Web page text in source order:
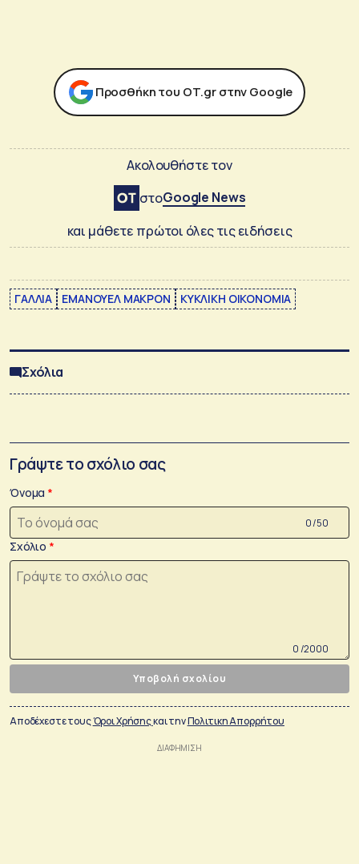
Προσθήκη του ΟΤ.gr στην Google
Ακολουθήστε τον
στοGoogle News
και μάθετε πρώτοι όλες τις ειδήσεις
ΓΑΛΛΙΑ ΕΜΑΝΟΥΕΛ ΜΑΚΡΟΝ ΚΥΚΛΙΚΗ ΟΙΚΟΝΟΜΙΑ
Σχόλια
Γράψτε το σχόλιο σας
Όνομα
0 /50
Σχόλιο
0 /2000
Υποβολή σχολίου
Αποδέχεστε τουςΌροι Χρήσηςκαι τηνΠολιτικη Απορρήτου